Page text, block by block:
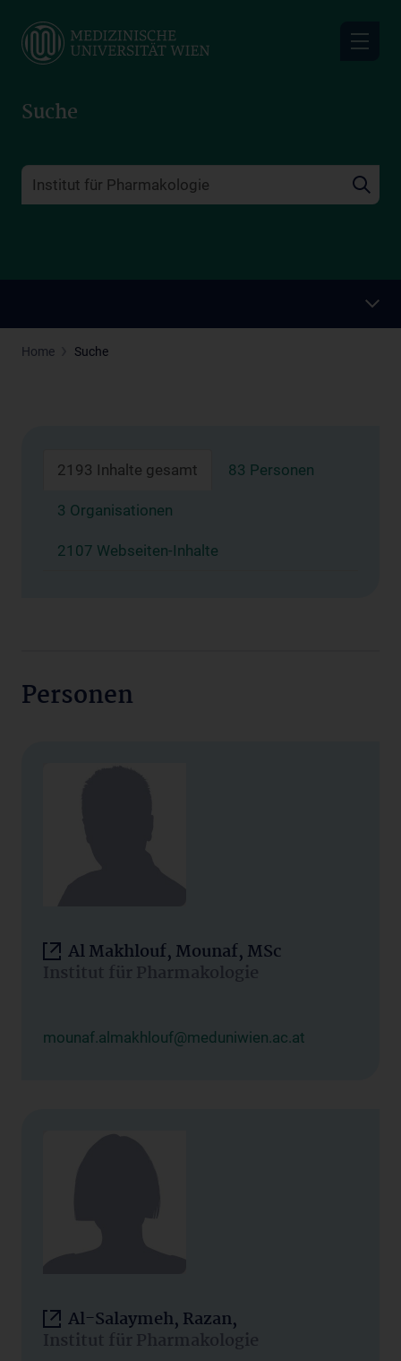
main
Suche
Home Suche
2193 Inhalte gesamt 83 Personen
3 Organisationen
2107 Webseiten-Inhalte
Personen
Al Makhlouf, Mounaf, MSc
Institut für Pharmakologie
mounaf.almakhlouf@meduniwien.ac.at
Al-Salaymeh, Razan,
Institut für Pharmakologie